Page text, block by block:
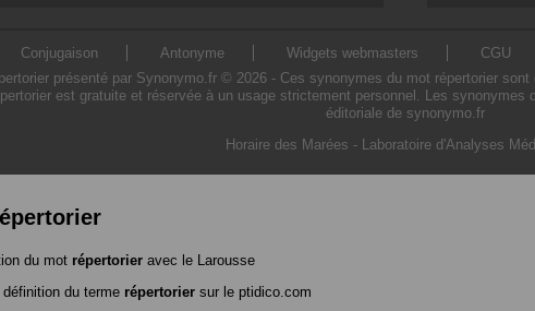
Conjugaison Antonyme Widgets webmasters CGU
présenté par Synonymo.fr © 2026 - Ces synonymes du mot répertorier
est gratuite et réservée à un usage strictement personnel. Les synonymes
éditoriale de synonymo.fr
Horaire des Marées - Laboratoire d'Analyses
du mot répertorier avec le Larousse
du terme répertorier sur le ptidico.com